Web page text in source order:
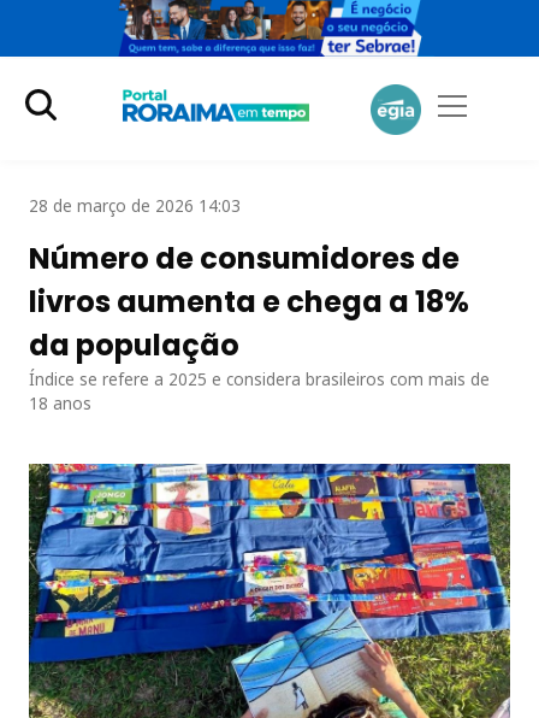
28 de março de 2026 14:03
Número de consumidores de
livros aumenta e chega a 18%
da população
Índice se refere a 2025 e considera brasileiros com mais de
18 anos